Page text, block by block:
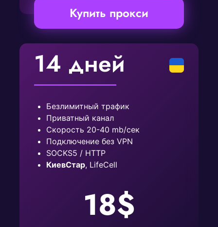
Купить прокси
14 дней
Безлимитный трафик
Приватный канал
Скорость 20-40 mb/сек
Подключение без VPN
SOCKS5 / HTTP
КиевСтар, LifeCell
18$